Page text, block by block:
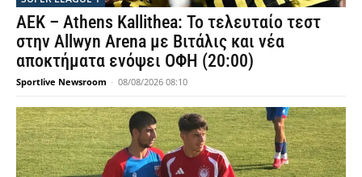
ΑΕΚ – Athens Kallithea: Το τελευταίο τεστ
στην Allwyn Arena με Βιτάλις και νέα
αποκτήματα ενόψει ΟΦΗ (20:00)
Sportlive Newsroom - 08/08/2026 08:10